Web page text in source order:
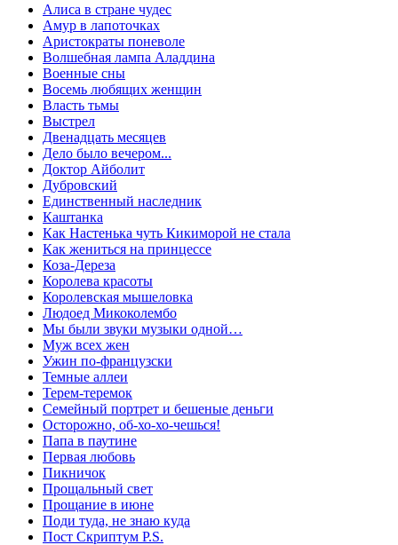
Алиса в стране чудес
Амур в лапоточках
Аристократы поневоле
Волшебная лампа Аладдина
Военные сны
Восемь любящих женщин
Власть тьмы
Выстрел
Двенадцать месяцев
Дело было вечером...
Доктор Айболит
Дубровский
Единственный наследник
Каштанка
Как Настенька чуть Кикиморой не стала
Как жениться на принцессе
Коза-Дереза
Королева красоты
Королевская мышеловка
Людоед Микоколембо
Мы были звуки музыки одной…
Муж всех жен
Ужин по-французски
Темные аллеи
Терем-теремок
Семейный портрет и бешеные деньги
Осторожно, об-хо-хо-чешься!
Папа в паутине
Первая любовь
Пикничок
Прощальный свет
Прощание в июне
Поди туда, не знаю куда
Пост Скриптум P.S.